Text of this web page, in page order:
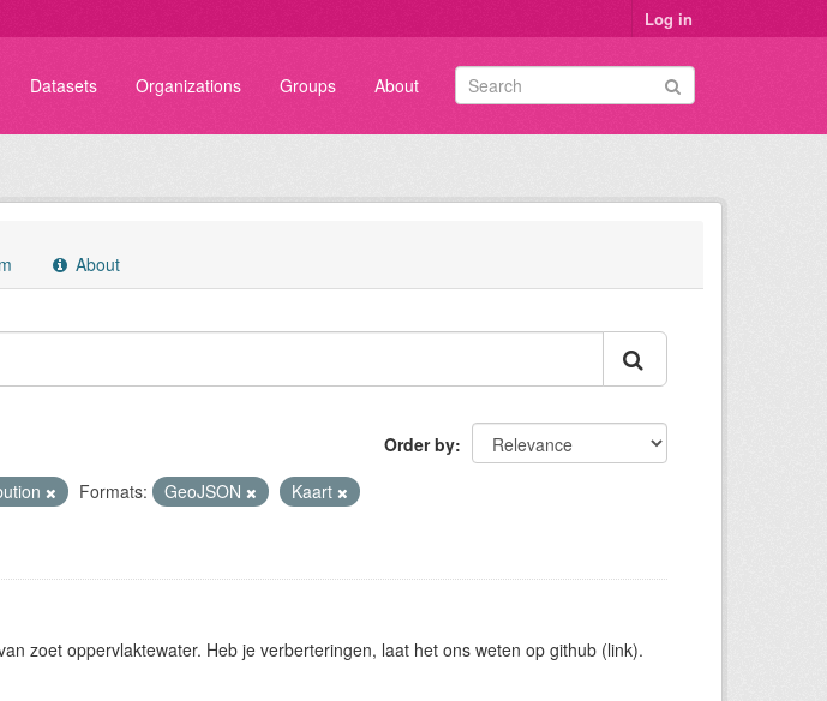
Log in
Datasets Organizations Groups About
About
Order by
Formats: GeoJSON
Kaart
zoet oppervlaktewater. Heb je verberteringen, laat het ons weten op github (link).